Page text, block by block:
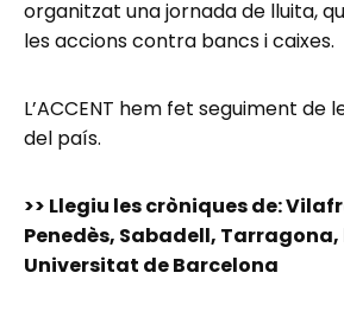
organitzat una jornada de lluita,
les accions contra bancs i caixes.
L’ACCENT hem fet seguiment de
del país.
>> Llegiu les cròniques de:
Penedès, Sabadell, Tarragona,
Universitat de Barcelona